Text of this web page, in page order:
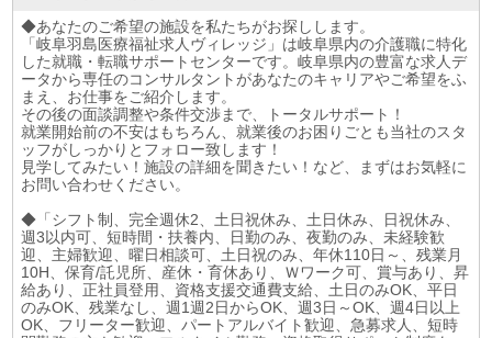
◆あなたのご希望の施設を私たちがお探しします。
「岐阜羽島医療福祉求人ヴィレッジ」は岐阜県内の介護職に特化
した就職・転職サポートセンターです。岐阜県内の豊富な求人デ
ータから専任のコンサルタントがあなたのキャリアやご希望をふ
まえ、お仕事をご紹介します。
その後の面談調整や条件交渉まで、トータルサポート！
就業開始前の不安はもちろん、就業後のお困りごとも当社のスタ
ッフがしっかりとフォロー致します！
見学してみたい！施設の詳細を聞きたい！など、まずはお気軽に
お問い合わせください。
◆「シフト制、完全週休2、土日祝休み、土日休み、日祝休み、
週3以内可、短時間・扶養内、日勤のみ、夜勤のみ、未経験歓
迎、主婦歓迎、曜日相談可、土日祝のみ、年休110日～、残業月
10H、保育/託児所、産休・育休あり、Ｗワーク可、賞与あり、昇
給あり、正社員登用、資格支援交通費支給、土日のみOK、平日
のみOK、残業なし、週1週2日からOK、週3日～OK、週4日以上
OK、フリーター歓迎、パートアルバイト歓迎、急募求人、短時